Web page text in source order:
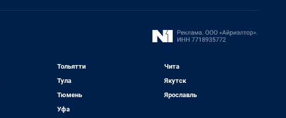
Тольятти
Тула
Тюмень
Уфа
Чита
Якутск
Ярославль